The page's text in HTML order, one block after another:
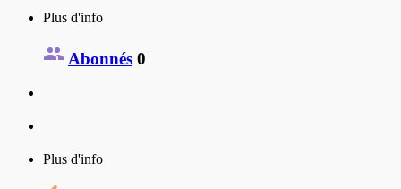
Plus d'info
Abonnés 0
Plus d'info